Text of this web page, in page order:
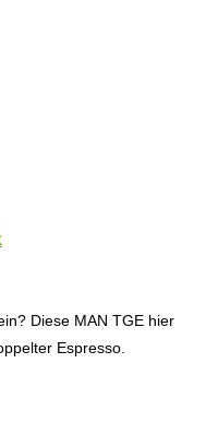
Diese MAN TGE hier
Espresso.